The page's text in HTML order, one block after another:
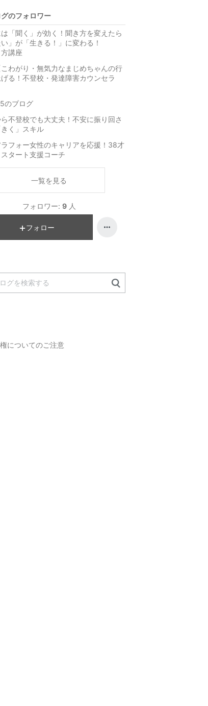
のフォロワー
「聞く」が効く！聞き方を変えたら
い」が「生きる！」に変わる！
講座
わがり・無気力なまじめちゃんの行
る！不登校・発達障害カウンセラ
のブログ
不登校でも大丈夫！不安に振り回さ
く」スキル
フォー女性のキャリアを応援！38才
タート支援コーチ
一覧を見る
フォロワー: 9 人
フォロー
についてのご注意